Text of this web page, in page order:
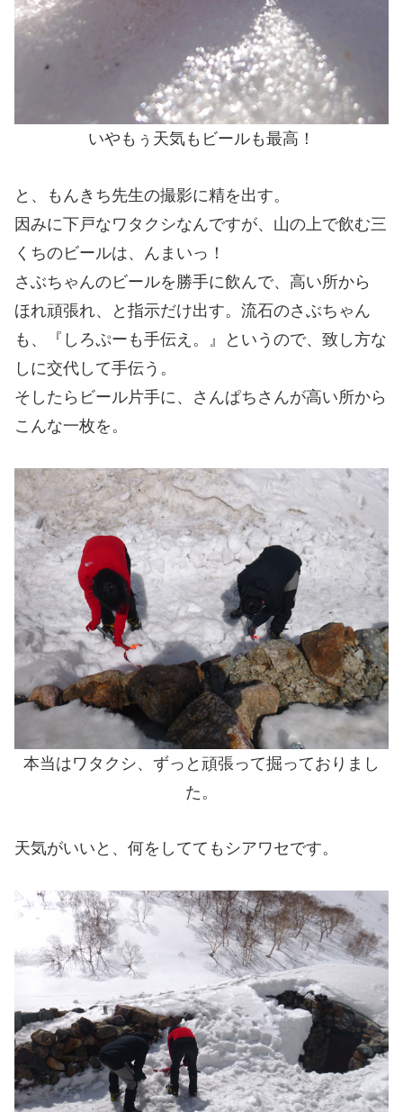
いやもぅ天気もビールも最高！
と、もんきち先生の撮影に精を出す。
因みに下戸なワタクシなんですが、山の上で飲む三
くちのビールは、んまいっ！
さぶちゃんのビールを勝手に飲んで、高い所から
ほれ頑張れ、と指示だけ出す。流石のさぶちゃん
も、『しろぷーも手伝え。』というので、致し方な
しに交代して手伝う。
そしたらビール片手に、さんぱちさんが高い所から
こんな一枚を。
本当はワタクシ、ずっと頑張って掘っておりまし
た。
天気がいいと、何をしててもシアワセです。